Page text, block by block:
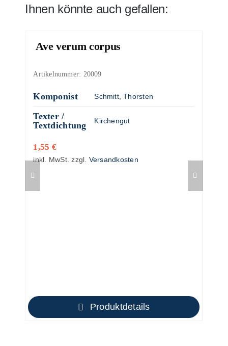
Ihnen könnte auch gefallen:
Ave verum corpus
Artikelnummer: 20009
Komponist Schmitt, Thorsten
Texter /
Textdichtung
Kirchengut
1,55 €
inkl. MwSt. zzgl. Versandkosten
Produktdetails